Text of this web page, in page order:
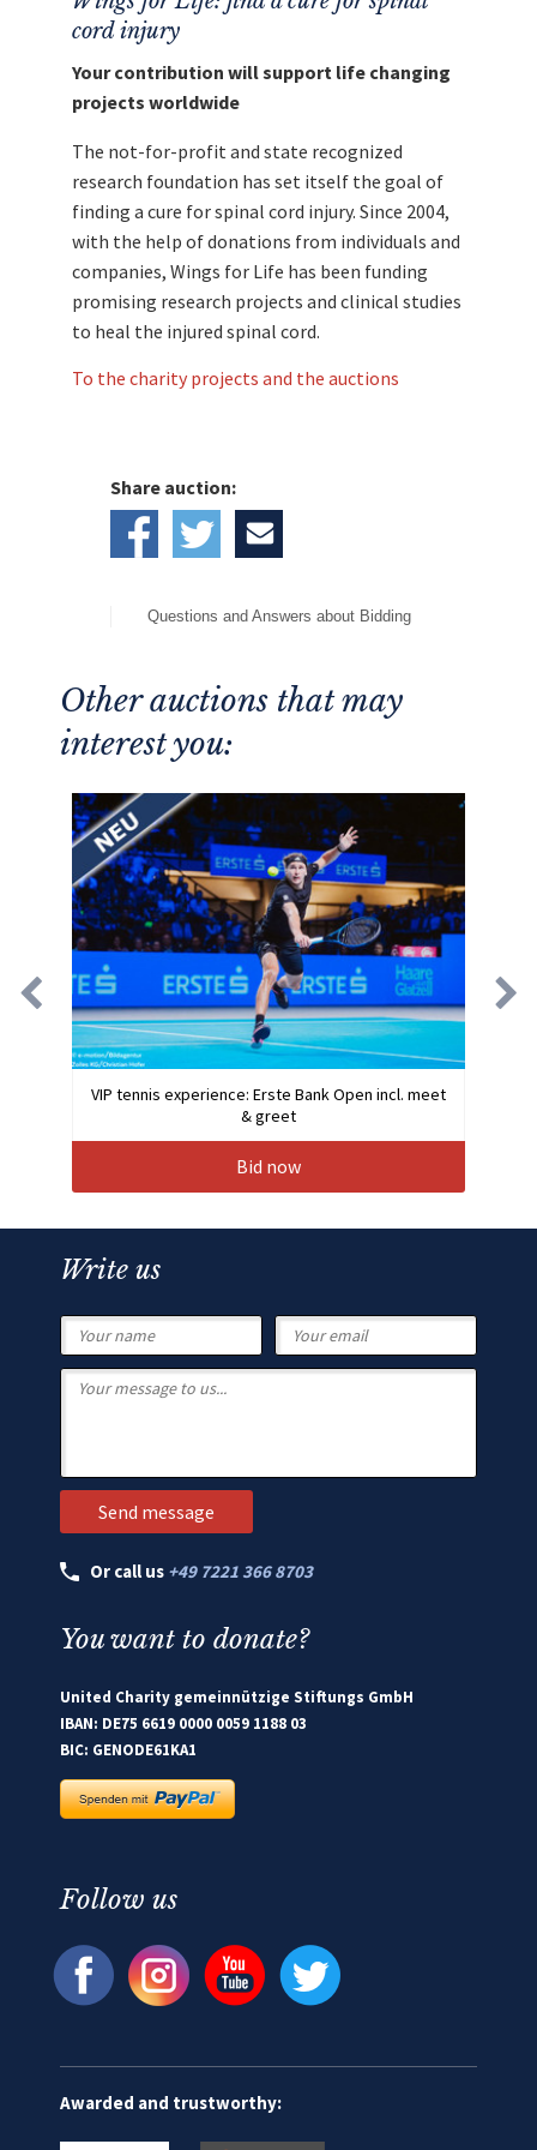
cord injury
Your contribution will support life changing
projects worldwide
The not-for-profit and state recognized
research foundation has set itself the goal of
finding a cure for spinal cord injury. Since 2004,
with the help of donations from individuals and
companies, Wings for Life has been funding
promising research projects and clinical studies
to heal the injured spinal cord.
To the charity projects and the auctions
Share auction:
Questions and Answers about Bidding
Other auctions that may
interest you:
VIP tennis experience: Erste Bank Open incl. meet
& greet
Bid now
Write us
Or call us +49 7221 366 8703
You want to donate?
United Charity gemeinnützige Stiftungs GmbH
IBAN: DE75 6619 0000 0059 1188 03
BIC: GENODE61KA1
Follow us
Awarded and trustworthy: